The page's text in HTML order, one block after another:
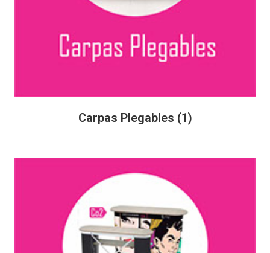
Carpas Plegables (1)